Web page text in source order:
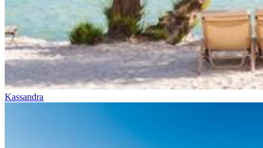
Kassandra